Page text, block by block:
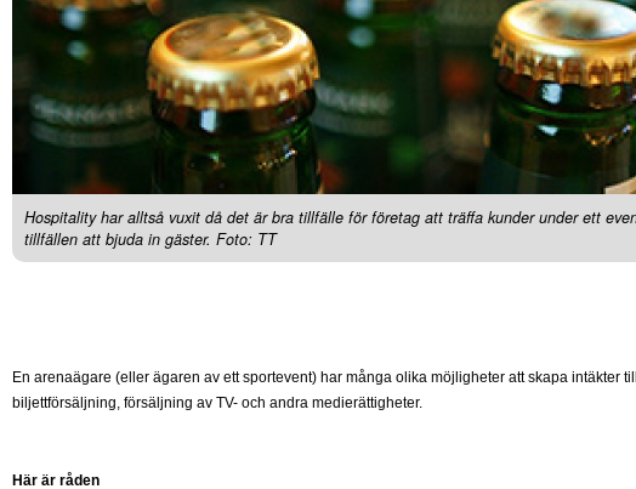
Hospitality har alltså vuxit då det är bra tillfälle för företag att träffa kunder under ett
tillfällen att bjuda in gäster. Foto: TT
En arenaägare (eller ägaren av ett sportevent) har många olika möjligheter att skapa intäkter
biljettförsäljning, försäljning av TV- och andra medierättigheter.
Här är råden